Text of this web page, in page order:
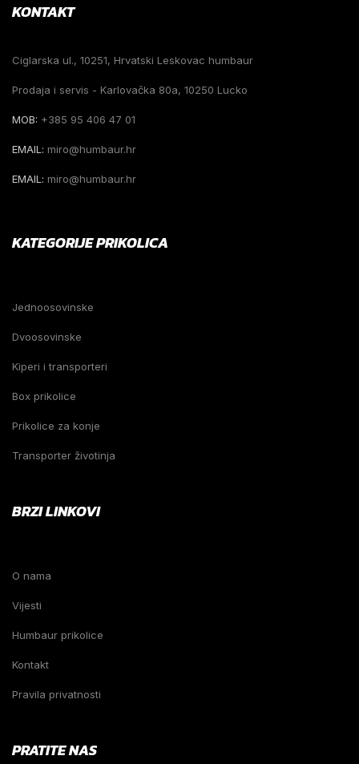
KONTAKT
Ciglarska ul., 10251, Hrvatski Leskovac humbaur
Prodaja i servis - Karlovačka 80a, 10250 Lucko
MOB: +385 95 406 47 01
EMAIL: miro@humbaur.hr
EMAIL: miro@humbaur.hr
KATEGORIJE PRIKOLICA
Jednoosovinske
Dvoosovinske
Kiperi i transporteri
Box prikolice
Prikolice za konje
Transporter životinja
BRZI LINKOVI
O nama
Vijesti
Humbaur prikolice
Kontakt
Pravila privatnosti
PRATITE NAS